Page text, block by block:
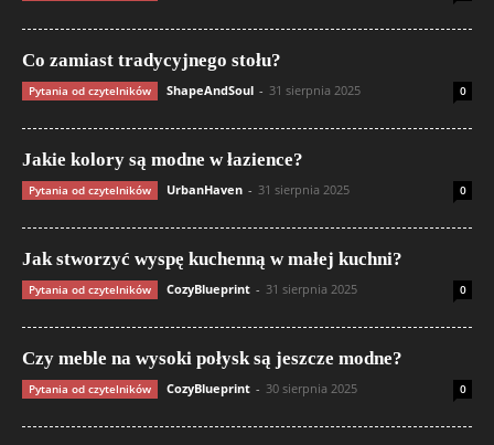
Co zamiast tradycyjnego stołu?
Pytania od czytelników ShapeAndSoul - 31 sierpnia 2025 0
Jakie kolory są modne w łazience?
Pytania od czytelników UrbanHaven - 31 sierpnia 2025 0
Jak stworzyć wyspę kuchenną w małej kuchni?
Pytania od czytelników CozyBlueprint - 31 sierpnia 2025 0
Czy meble na wysoki połysk są jeszcze modne?
Pytania od czytelników CozyBlueprint - 30 sierpnia 2025 0